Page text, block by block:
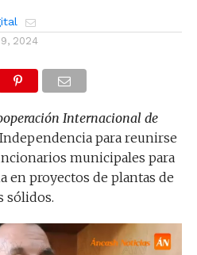
2024
Internacional de
para reunirse
municipales para
en proyectos de plantas de
sólidos.